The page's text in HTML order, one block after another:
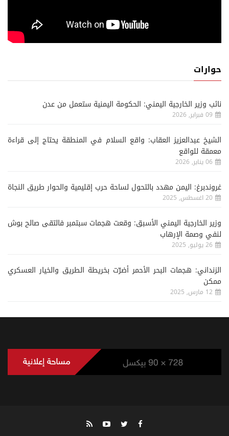
حوارات
نائب وزير الخارجية اليمني: الحكومة اليمنية ستعمل من عدن
09 فبراير, 2026
الشيخ عبدالعزيز العقاب: واقع السلام في المنطقة يحتاج إلى قراءة
معمقة للواقع
06 يناير, 2026
غروندبرغ: اليمن مهدد بالتحول لساحة حرب إقليمية والحوار طريق النجاة
20 اغسطس, 2025
وزير الخارجية اليمني الأسبق: وقعت هجمات سبتمبر فالتقى صالح بوش
لنفي وصمة الإرهاب
26 يوليو, 2025
الزنداني: هجمات البحر الأحمر أضرّت بخريطة الطريق والخيار العسكري
ممكن
12 مارس, 2025